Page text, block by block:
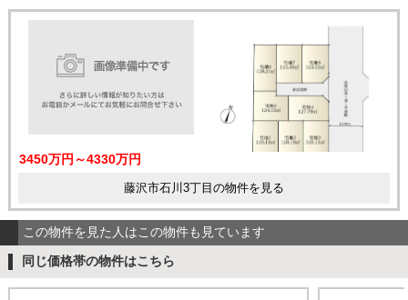
3450万円～4330万円
藤沢市石川3丁目の物件を見る
この物件を見た人はこの物件も見ています
同じ価格帯の物件はこちら